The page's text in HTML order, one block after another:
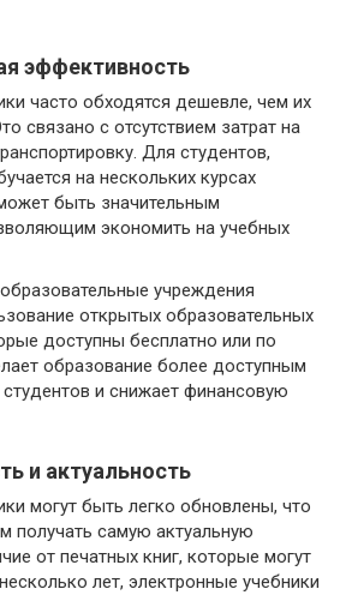
эффективность
часто обходятся дешевле, чем их
связано с отсутствием затрат на
Для студентов,
на нескольких курсах
быть значительным
экономить на учебных
учреждения
открытых образовательных
доступны бесплатно или по
образование более доступным
и снижает финансовую
и актуальность
могут быть легко обновлены, что
получать самую актуальную
от печатных книг, которые могут
лет, электронные учебники